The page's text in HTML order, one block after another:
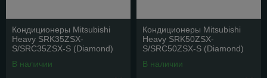
Кондиционеры Mitsubishi
Heavy SRK35ZSX-
S/SRC35ZSX-S (Diamond)
В наличии
Кондиционеры Mitsubishi
Heavy SRK50ZSX-
S/SRC50ZSX-S (Diamond)
В наличии